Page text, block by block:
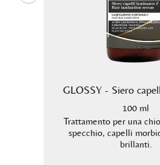
GLOSSY - Siero
100 ml
Trattamento per una
specchio, capelli
brillanti.